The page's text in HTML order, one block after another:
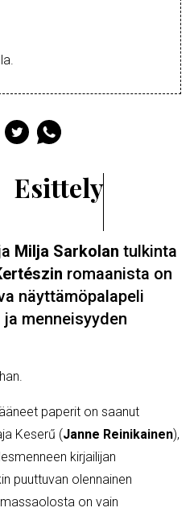
Jaa
Twitteriin
Jaa
WhatsAppiin
Esittely
Milja Sarkolan tulkinta
romaanista on
näyttämöpalapeli
menneisyyden
paperit on saanut
Keserű (Janne Reinikainen),
kirjailijan
puuttuvan olennainen
on vain